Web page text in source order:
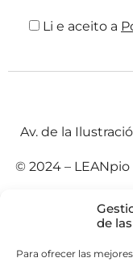
de
Para ofrecer las
Li e aceito a
Av. de la
© 2024 – LEANpio
Español